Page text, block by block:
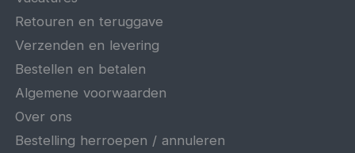
Retouren en teruggave
Verzenden en levering
Bestellen en betalen
Algemene voorwaarden
Over ons
Bestelling herroepen / annuleren